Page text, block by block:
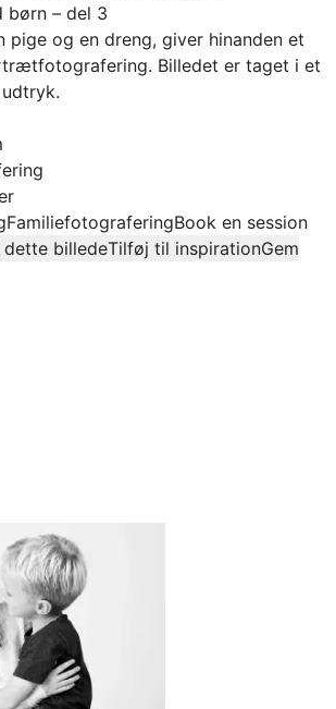
børn – del 3
pige og en dreng, giver hinanden et
Billedet er taget i et
FamiliefotograferingBook en session
dette billedeTilføj til inspirationGem